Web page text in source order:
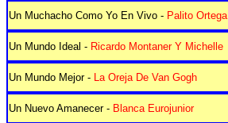
Un Muchacho Como Yo En Vivo - Palito Ortega
Un Mundo Ideal - Ricardo Montaner Y Michelle
Un Mundo Mejor - La Oreja De Van Gogh
Un Nuevo Amanecer - Blanca Eurojunior